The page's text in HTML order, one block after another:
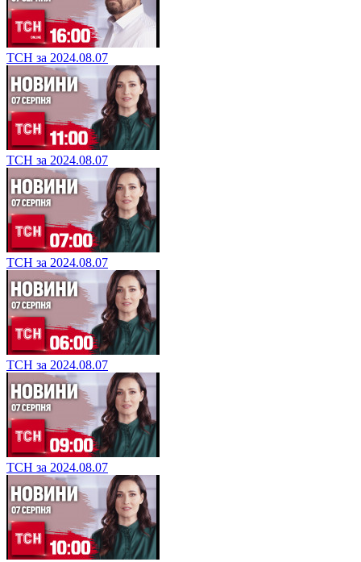
ТСН за 2024.08.07
ТСН за 2024.08.07
ТСН за 2024.08.07
ТСН за 2024.08.07
ТСН за 2024.08.07